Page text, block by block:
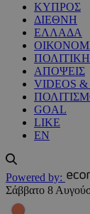
ΚΥΠΡΟΣ
ΔΙΕΘΝΗ
ΕΛΛΑΔΑ
ΠΟΛΙΤΙΚΗ
ΑΠΟΨΕΙΣ
VIDEOS &
GOAL
LIKE
EN
Powered by:
Σάββατο 8